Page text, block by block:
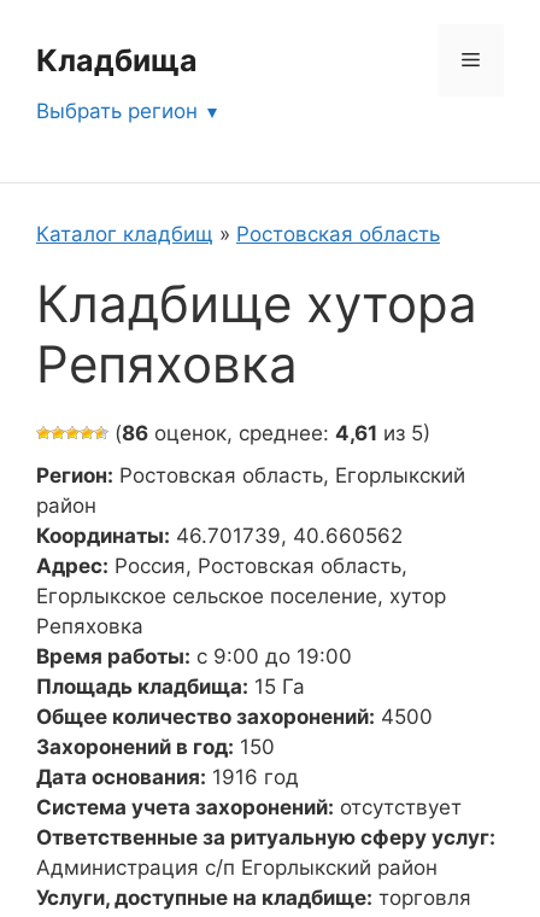
содержимому
Кладбища Меню
Выбрать регион
Каталог кладбищ » Ростовская область
Кладбище хутора
Репяховка
(86 оценок, среднее: 4,61 из 5)
Регион: Ростовская область, Егорлыкский
район
Координаты: 46.701739, 40.660562
Адрес: Россия, Ростовская область,
Егорлыкское сельское поселение, хутор
Репяховка
Время работы: с 9:00 до 19:00
Площадь кладбища: 15 Га
Общее количество захоронений: 4500
Захоронений в год: 150
Дата основания: 1916 год
Система учета захоронений: отсутствует
Ответственные за ритуальную сферу услуг:
Администрация с/п Егорлыкский район
Услуги, доступные на кладбище: торговля